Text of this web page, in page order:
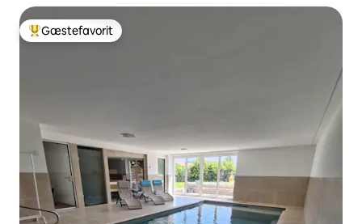
Bedste gæstefavorit
Gæstefavorit